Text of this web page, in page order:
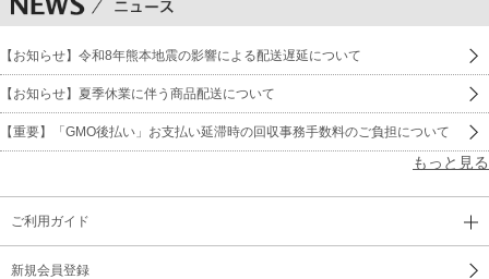
【お知らせ】令和8年熊本地震の影響による配送遅延について
【お知らせ】夏季休業に伴う商品配送について
【重要】「GMO後払い」お支払い延滞時の回収事務手数料のご負担について
もっと見る
ご利用ガイド
新規会員登録